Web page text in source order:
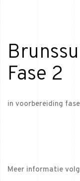
Fase 2
in voorbereiding
Meer informatie